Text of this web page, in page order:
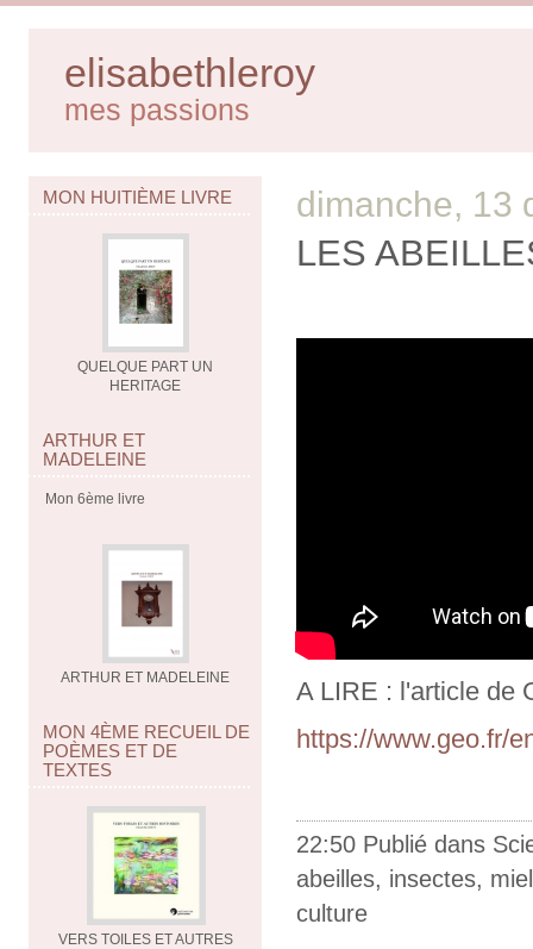
elisabethleroy
mes passions
MON HUITIÈME LIVRE
QUELQUE PART UN
HERITAGE
ARTHUR ET
MADELEINE
Mon 6ème livre
ARTHUR ET MADELEINE
MON 4ÈME RECUEIL DE
POÈMES ET DE
TEXTES
VERS TOILES ET AUTRES
dimanche, 13
LES
A LIRE : l'article de
https://www.geo.fr/
22:50 Publié dans
abeilles, insectes, miel
culture